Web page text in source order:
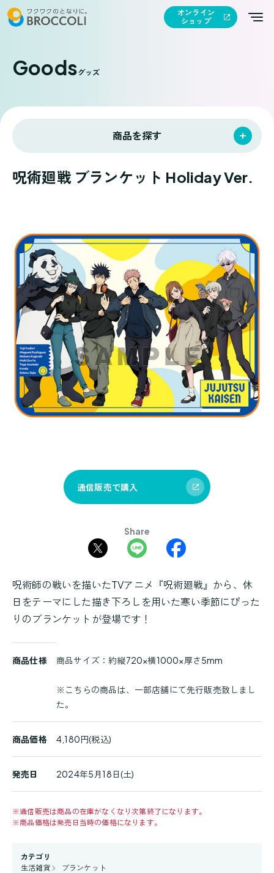
オンライン
ショップ
Goodsグッズ
商品を探す
呪術廻戦 ブランケット Holiday Ver.
通信販売で購入
Share
呪術師の戦いを描いたTVアニメ『呪術廻戦』から、休
日をテーマにした描き下ろしを用いた寒い季節にぴった
りのブランケットが登場です！
品
商品仕様 商品サイズ：約縦720×横1000×厚さ5mm
※こちらの商品は、一部店舗にて先行販売致しまし
た。
商品価格 4,180円(税込)
発売日 2024年5月18日(土)
※通信販売は商品の在庫がなくなり次第終了になります。
※商品価格は発売日当時の価格になります。
カテゴリ
生活雑貨
ブランケット